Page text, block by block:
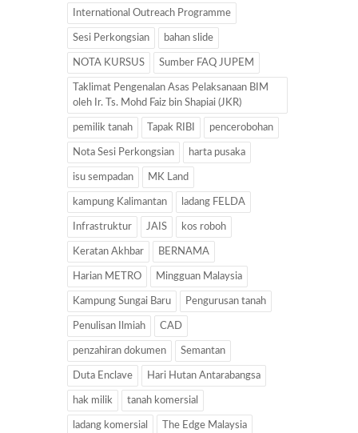
International Outreach Programme
Sesi Perkongsian bahan slide
NOTA KURSUS Sumber FAQ JUPEM
Taklimat Pengenalan Asas Pelaksanaan BIM
oleh Ir. Ts. Mohd Faiz bin Shapiai (JKR)
pemilik tanah Tapak RIBI pencerobohan
Nota Sesi Perkongsian harta pusaka
isu sempadan MK Land
kampung Kalimantan ladang FELDA
Infrastruktur JAIS kos roboh
Keratan Akhbar BERNAMA
Harian METRO Mingguan Malaysia
Kampung Sungai Baru Pengurusan tanah
Penulisan Ilmiah CAD
penzahiran dokumen Semantan
Duta Enclave Hari Hutan Antarabangsa
hak milik tanah komersial
ladang komersial The Edge Malaysia